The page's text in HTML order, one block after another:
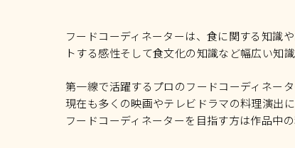
フードコーディネーターは、食に関する知識
トする感性そして食文化の知識など幅広い知
第一線で活躍するプロのフードコーディネー
現在も多くの映画やテレビドラマの料理演出
フードコーディネーターを目指す方は作品中